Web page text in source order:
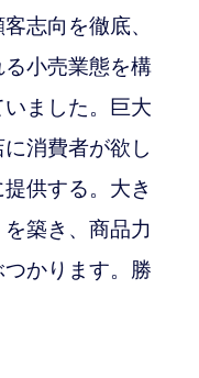
志向を徹底、
小売業態を構
ました。巨大
消費者が欲し
供する。大き
築き、商品力
かります。勝